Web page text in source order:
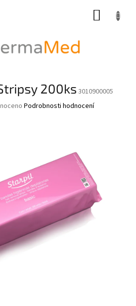
200ks 3010900005
Podrobnosti hodnocení